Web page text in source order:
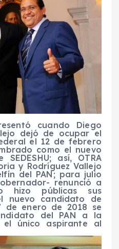
cuando Diego
dejó de ocupar el
el 12 de febrero
como el nuevo
así, OTRA
y Rodríguez Vallejo
del PAN; para julio
renunció a
hizo públicas sus
nuevo candidato de
de enero de 2018 se
del PAN a la
el único aspirante al